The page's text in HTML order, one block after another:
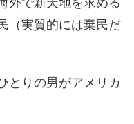
（実質的には棄民だ
とりの男がアメリカ